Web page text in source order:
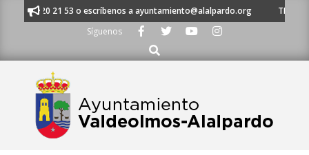
al 91 620 21 53 o escríbenos a ayuntamiento@alalpardo.org
TE
Síguenos
Buscar